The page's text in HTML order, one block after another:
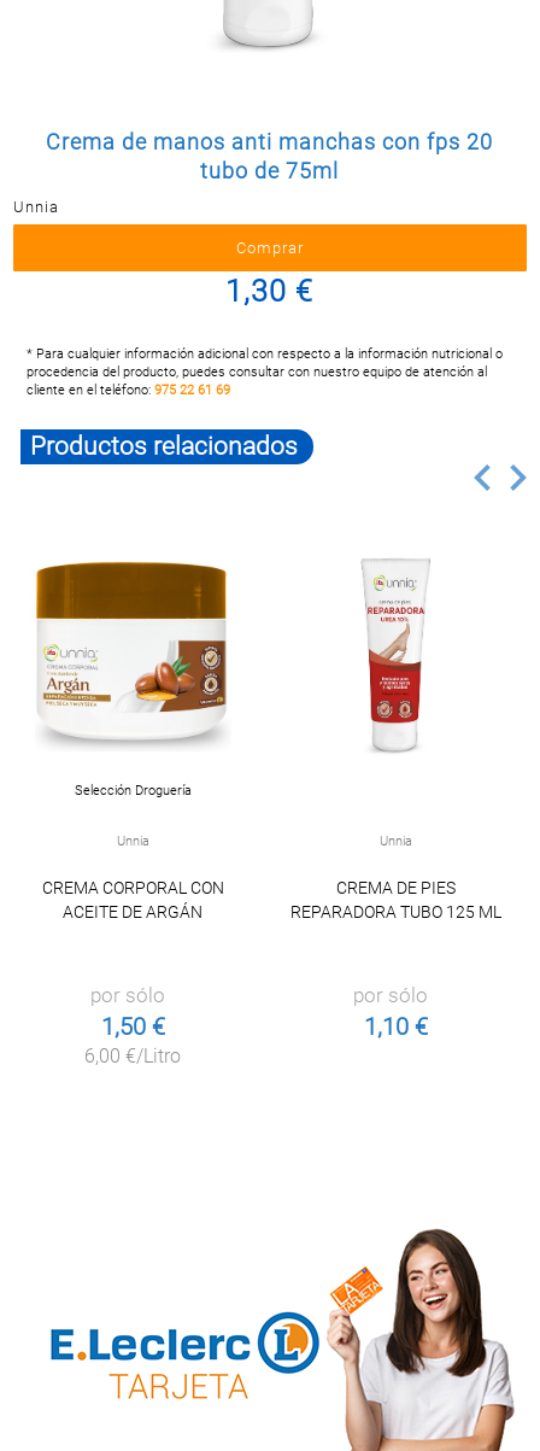
Postal
LIMPIEZA
BAZAR
Crema de manos anti manchas con fps 20
tubo de 75ml
Unnia
1,30 €
* Para cualquier información adicional con respecto a la información nutricional o
procedencia del producto, puedes consultar con nuestro equipo de atención al
cliente en el teléfono:975 22 61 69
Productos relacionados
Selección Droguería
Unnia
CREMA CORPORAL CON
ACEITE DE ARGÁN
por sólo
1,50 €
6,00 €/Litro
Unnia
CREMA DE PIES
REPARADORA TUBO 125 ML
por sólo
1,10 €